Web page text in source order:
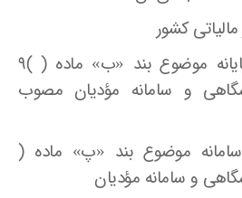
کشور
ژ- پایانه فروشگاهی‌: پایانه موضوع بند «ب» ماده ( )۹
و سامانه مؤدیان مصوب
موضوع بند «پ» ماده (